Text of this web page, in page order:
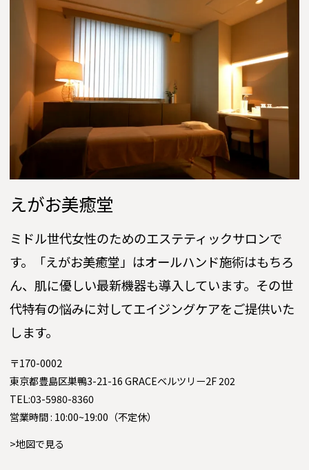
えがお美癒堂
ミドル世代女性のためのエステティックサロンで
す。「えがお美癒堂」はオールハンド施術はもちろ
ん、肌に優しい最新機器も導入しています。その世
代特有の悩みに対してエイジングケアをご提供いた
します。
〒170-0002
東京都豊島区巣鴨3-21-16 GRACEベルツリー2F 202
TEL:03-5980-8360
営業時間 : 10:00~19:00（不定休）
>地図で見る